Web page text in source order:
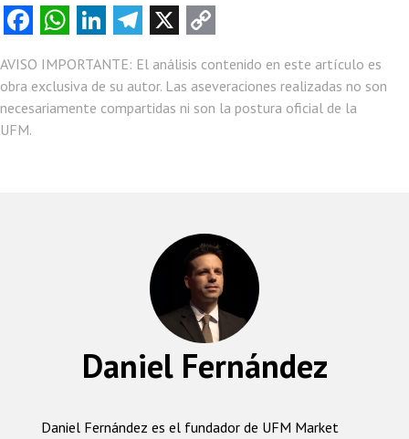
Fa
ce
b
o
W
ha
ts
A
Li
nk
e
dI
Te
le
gr
a
X
py
Li
AVISO IMPORTANTE: El análisis contenido en este artículo es
obra exclusiva de su autor. Las aseveraciones realizadas no son
necesariamente compartidas ni son la postura oficial de la
UFM.
Daniel Fernández
Daniel Fernández es el fundador de UFM Market